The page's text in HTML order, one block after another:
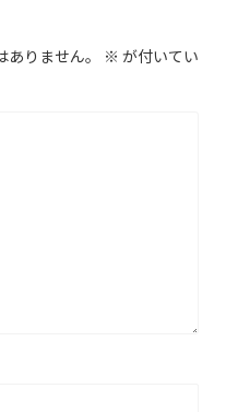
りません。 ※ が付いてい